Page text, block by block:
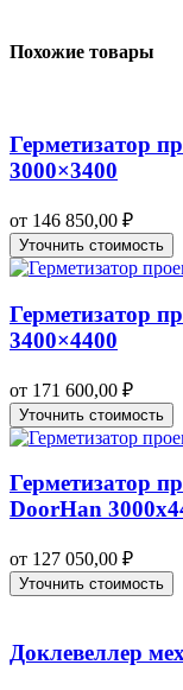
Похожие товары
Герметизатор
3000×3400
от 146 850,00 ₽
Уточнить стоимость
Герметизатор
3400×4400
от 171 600,00 ₽
Уточнить стоимость
Герметизатор
DoorHan
от 127 050,00 ₽
Уточнить стоимость
Доклевеллер